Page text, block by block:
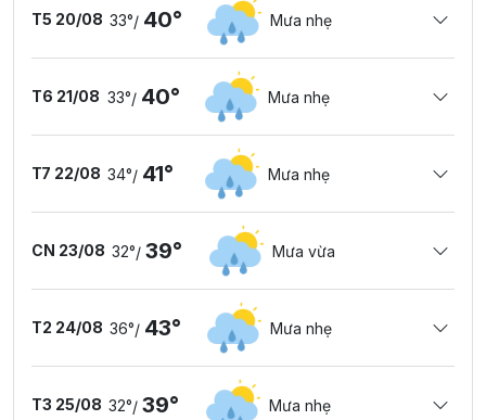
T5 20/08 33°/ 40° Mưa nhẹ
T6 21/08 33°/ 40° Mưa nhẹ
T7 22/08 34°/ 41° Mưa nhẹ
CN 23/08 32°/ 39° Mưa vừa
T2 24/08 36°/ 43° Mưa nhẹ
T3 25/08 32°/ 39° Mưa nhẹ